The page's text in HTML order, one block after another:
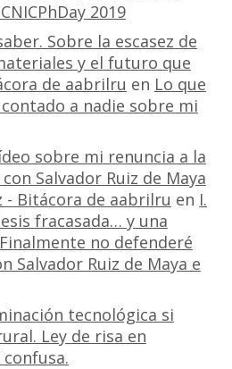
2019
Sobre la escasez de
y el futuro que
de aabrilru en Lo que
a nadie sobre mi
sobre mi renuncia a la
Salvador Ruiz de Maya
- Bitácora de aabrilru en I.
fracasada… y una
no defenderé
Salvador Ruiz de Maya e
tecnológica si
Ley de risa en
confusa.